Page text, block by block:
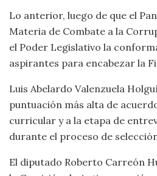
Lo anterior, luego de que el
Materia de Combate a la
el Poder Legislativo la
aspirantes para encabezar la
Luis Abelardo Valenzuela
puntuación más alta de
curricular y a la etapa de
durante el proceso de
El diputado Roberto Carreón